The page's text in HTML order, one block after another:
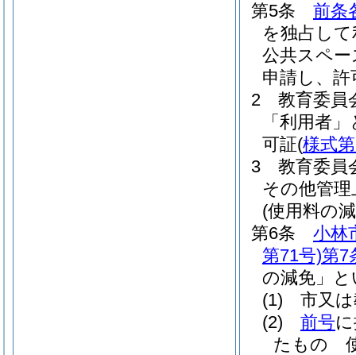
第5条
前条
を独占し
公共スペー
申請し、
2
教育委員
「利用者
可証(様式
3
教育委員
その他管
(使用料の
第6条
小林
第71号)第7
の減免」
(1)
市又
(2)
前号
たもの